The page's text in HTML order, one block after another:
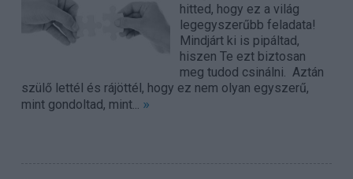
hitted, hogy ez a világ
legegyszerűbb feladata!
Mindjárt ki is pipáltad,
hiszen Te ezt biztosan
meg tudod csinálni. Aztán
szülő lettél és rájöttél, hogy ez nem olyan egyszerű,
mint gondoltad, mint... »